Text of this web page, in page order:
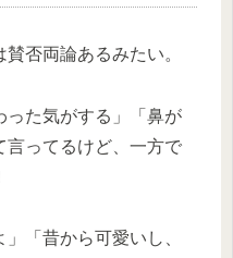
否両論あるみたい。
った気がする」「鼻が
言ってるけど、一方で
「昔から可愛いし、